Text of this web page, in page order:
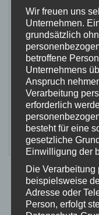
0
super Preis-
Arbeit!
weiterempfehlen!
Beitrag teilen:
Wir freuen uns
Unternehmen.
grundsätzlich
betroffene
Unternehmens
Anspruch
Verarbeitung
erforderlich
besteht für eine
gesetzliche
Einwilligung der
Die
beispielsweise
Adresse oder
Person, erfolgt